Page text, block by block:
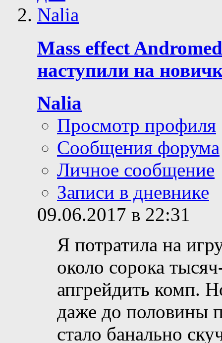
Mass effect
наступили на
Nalia
Просмотр профиля
Сообщения форума
Личное сообщение
Записи в дневнике
09.06.2017 в 22:31
Я потратила на
около сорока
апгрейдить комп.
даже до половины
стало банально